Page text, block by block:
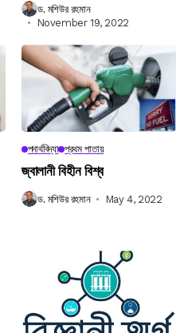
ড. মশিউর রহমান
November 19, 2022
পদার্থবিদ্যা প্রথম পাতায়
জ্বালানী বিহীন বিশ্ব
ড. মশিউর রহমান May 4, 2022